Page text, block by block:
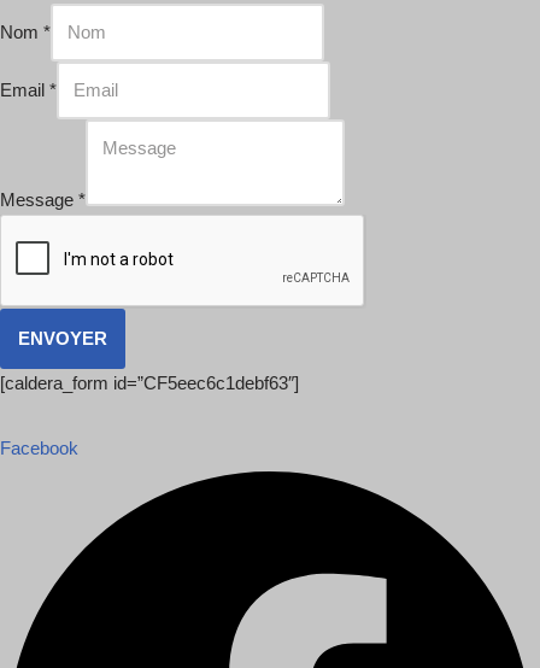
Nom *
Email *
Message *
ENVOYER
[caldera_form id=”CF5eec6c1debf63″]
Facebook